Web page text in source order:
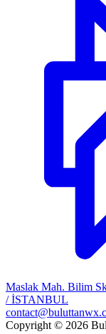
Maslak Mah. Bilim
/ İSTANBUL
Copyright © 2026